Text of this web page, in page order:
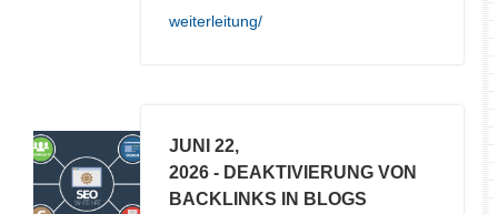
weiterleitung/
JUNI 22,
2026 - DEAKTIVIERUNG VON
BACKLINKS IN BLOGS